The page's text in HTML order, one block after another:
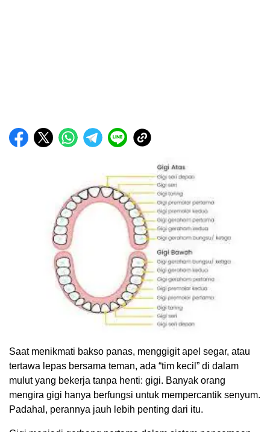
Saat menikmati bakso panas, menggigit apel segar, atau
tertawa lepas bersama teman, ada “tim kecil” di dalam
mulut yang bekerja tanpa henti: gigi. Banyak orang
mengira gigi hanya berfungsi untuk mempercantik senyum.
Padahal, perannya jauh lebih penting dari itu.